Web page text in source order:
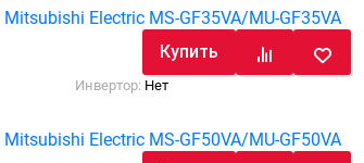
Electric MS-GF35VA/MU-GF35VA
Купить
Инвертор: Нет
Electric MS-GF50VA/MU-GF50VA